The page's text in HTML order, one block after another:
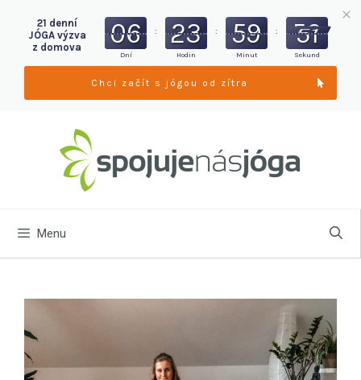
Menu
21 denní
JÓGA výzva
z domova
06
Dní
: 23
Hodin
: 59
Minut
: 49
Sekund
Chci začít s jógou od zítra